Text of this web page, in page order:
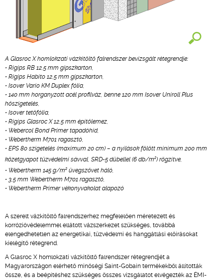
A Glasroc X homlokzati vázkitöltő falrendszer bevizsgált rétegrendje:
• Rigips RB 12,5 mm gipszkarton,
• Rigips Habito 12,5 mm gipszkarton,
• Isover Vario KM Duplex fólia,
• 140 mm horganyzott acél profilváz, benne 120 mm Isover Uniroll Plus
hőszigetelés,
• Isover tetőfólia,
• Rigips Glasroc X 12,5 mm építőlemez,
• Webercol Bond Primer tapadóhíd,
• Webertherm M701 ragasztó,
• EPS 80 szigetelés (maximum 20 cm) – a nyílások fölött minimum 200 mm
kőzetgyapot tűzvédelmi sávval, SRD-5 dübellel (6 db/m2) rögzítve,
• Webertherm 145 g/m2 üvegszövet háló,
• 3,5 mm Webertherm M701 ragasztó,
• Webertherm Primer vékonyvakolat alapozó
A szerelt vázkitöltő falrendszerhez megfelelően méretezett és
korrózióvédelemmel ellátott vázszerkezet szükséges, továbbá
elengedhetetlen az energetikai, tűzvédelmi és hanggátlási előírásokat
kielégítő rétegrend.
A Glasroc X homlokzati vázkitöltő falrendszer rétegrendjét a
Magyarországon elérhető minőségi Saint-Gobain termékekből állították
össze, és a beépítéshez szükséges összes vizsgálatot elvégezték az ÉMI-